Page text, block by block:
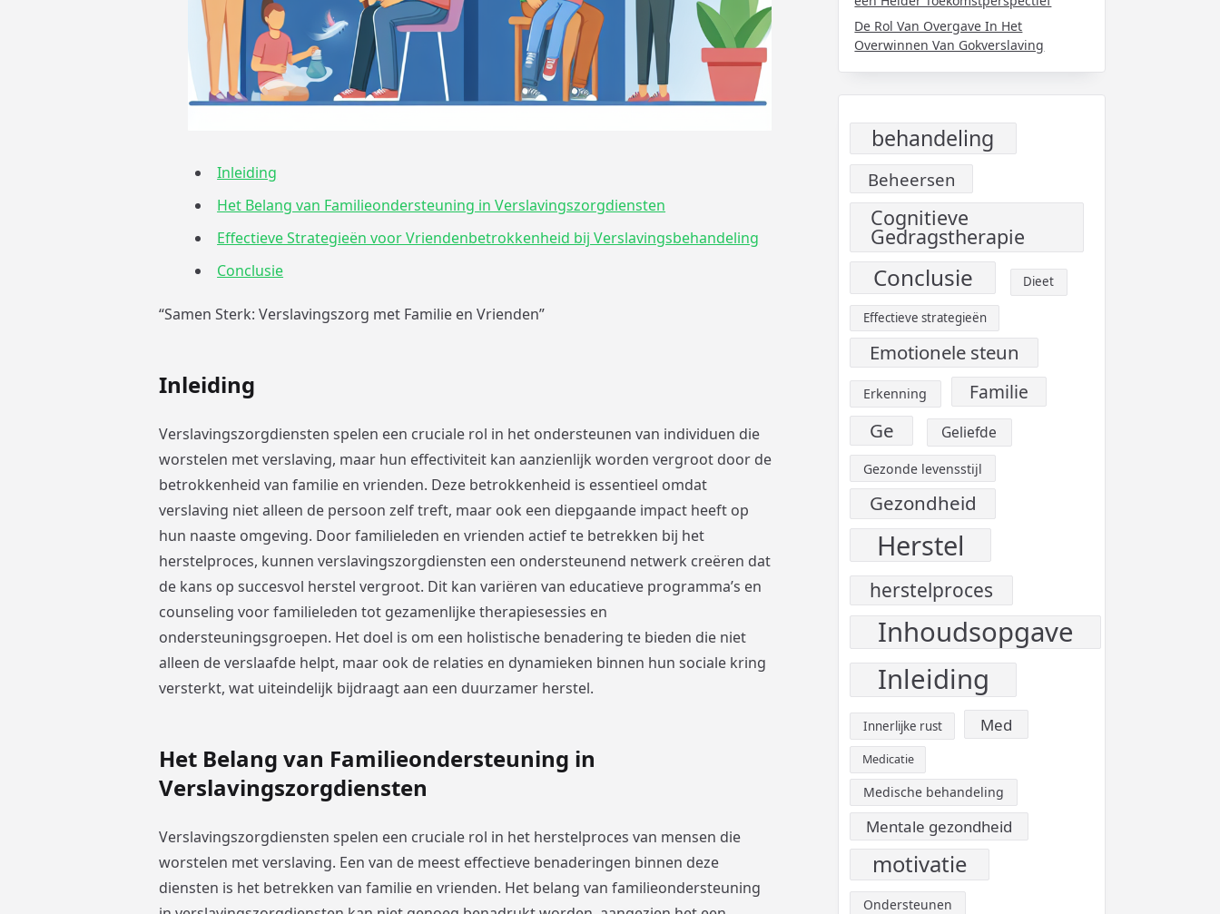
Inleiding
Het Belang van Familieondersteuning in Verslavingszorgdiensten
Effectieve Strategieën voor Vriendenbetrokkenheid bij Verslavingsbehandeling
Conclusie
“Samen Sterk: Verslavingszorg met Familie en Vrienden”
Inleiding
Verslavingszorgdiensten spelen een cruciale rol in het ondersteunen van individuen die
worstelen met verslaving, maar hun effectiviteit kan aanzienlijk worden vergroot door de
betrokkenheid van familie en vrienden. Deze betrokkenheid is essentieel omdat
verslaving niet alleen de persoon zelf treft, maar ook een diepgaande impact heeft op
hun naaste omgeving. Door familieleden en vrienden actief te betrekken bij het
herstelproces, kunnen verslavingszorgdiensten een ondersteunend netwerk creëren dat
de kans op succesvol herstel vergroot. Dit kan variëren van educatieve programma’s en
counseling voor familieleden tot gezamenlijke therapiesessies en
ondersteuningsgroepen. Het doel is om een holistische benadering te bieden die niet
alleen de verslaafde helpt, maar ook de relaties en dynamieken binnen hun sociale kring
versterkt, wat uiteindelijk bijdraagt aan een duurzamer herstel.
Het Belang van Familieondersteuning in
Verslavingszorgdiensten
Verslavingszorgdiensten spelen een cruciale rol in het herstelproces van mensen die
worstelen met verslaving. Een van de meest effectieve benaderingen binnen deze
diensten is het betrekken van familie en vrienden. Het belang van familieondersteuning
De Rol Van Overgave In Het
Overwinnen Van Gokverslaving
behandeling
Beheersen
Cognitieve
Gedragstherapie
Conclusie Dieet
Effectieve strategieën
Emotionele steun
Erkenning Familie
Ge Geliefde
Gezonde levensstijl
Gezondheid
Herstel
herstelproces
Inhoudsopgave
Inleiding
Innerlijke rust Med
Medicatie
Medische behandeling
Mentale gezondheid
motivatie
Ondersteunen